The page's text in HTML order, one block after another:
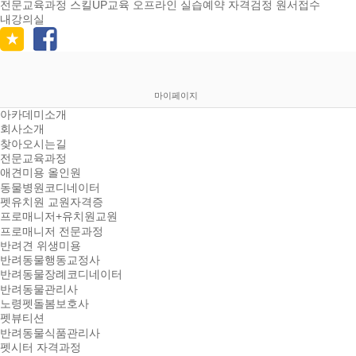
전문교육과정 스킬UP교육 오프라인 실습예약 자격검정 원서접수
내강의실
마이페이지
아카데미소개
회사소개
찾아오시는길
전문교육과정
애견미용 올인원
동물병원코디네이터
펫유치원 교원자격증
프로매니저+유치원교원
프로매니저 전문과정
반려견 위생미용
반려동물행동교정사
반려동물장례코디네이터
반려동물관리사
노령펫돌봄보호사
펫뷰티션
반려동물식품관리사
펫시터 자격과정